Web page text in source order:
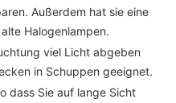
Außerdem hat sie eine
Halogenlampen.
viel Licht abgeben
in Schuppen geeignet.
dass Sie auf lange Sicht